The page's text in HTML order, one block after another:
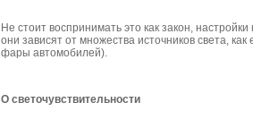
Не стоит воспринимать это как закон,
они зависят от множества источников света,
фары автомобилей).
О светочувствительности